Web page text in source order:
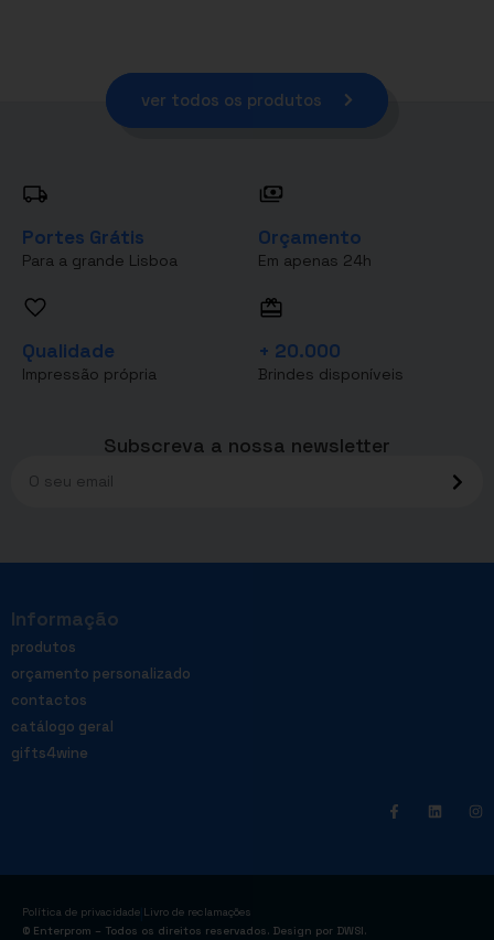
ver todos os produtos
Portes Grátis
Para a grande Lisboa
Orçamento
Em apenas 24h
Qualidade
Impressão própria
+ 20.000
Brindes disponíveis
Subscreva a nossa newsletter
Informação
produtos
orçamento personalizado
contactos
catálogo geral
gifts4wine
Política de privacidade Livro de reclamações
© Enterprom – Todos os direitos reservados. Design por DWSI.